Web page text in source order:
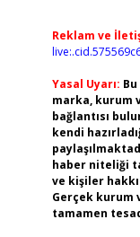
Reklam ve
Yasal Uyarı:
marka, kurum
bağlantısı
kendi
haber niteliği
ve kişiler
Gerçek kurum
tamamen